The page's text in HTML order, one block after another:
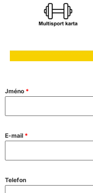
Jméno *
E-mail *
Telefon